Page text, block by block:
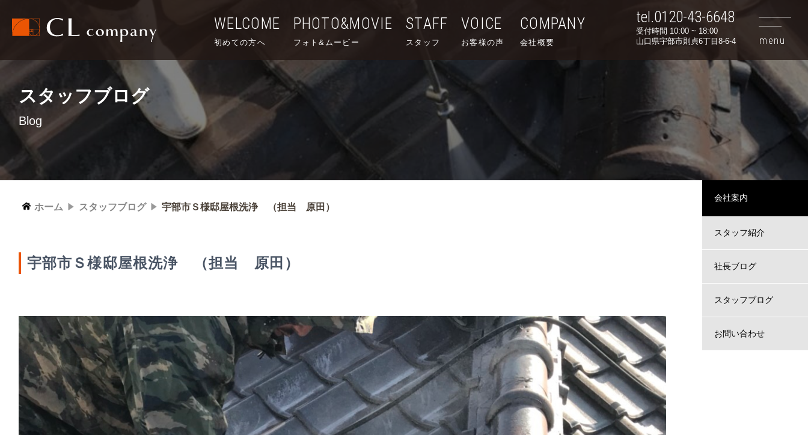
WELCOME
初めての方へ
PHOTO&MOVIE
フォト&ムービー
STAFF
スタッフ
VOICE
お客様の声
COMPANY
会社概要
tel.0120-43-6648
受付時間 10:00 ~ 18:00
山口県宇部市則貞6丁目8-6-4
スタッフブログ
Blog
ホーム スタッフブログ 宇部市Ｓ様邸屋根洗浄 （担当 原田）
宇部市Ｓ様邸屋根洗浄 （担当 原田）
会社案内
スタッフ紹介
社長ブログ
スタッフブログ
お問い合わせ